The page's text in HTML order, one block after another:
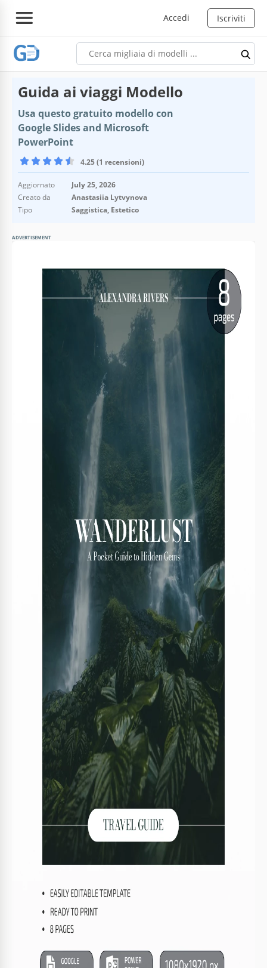
Accedi Iscriviti
Guida ai viaggi Modello
Usa questo gratuito modello con
Google Slides and Microsoft
PowerPoint
4.25 (1 recensioni)
Aggiornato
July 25, 2026
Creato da
Anastasiia Lytvynova
Tipo
Saggistica, Estetico
ADVERTISEMENT